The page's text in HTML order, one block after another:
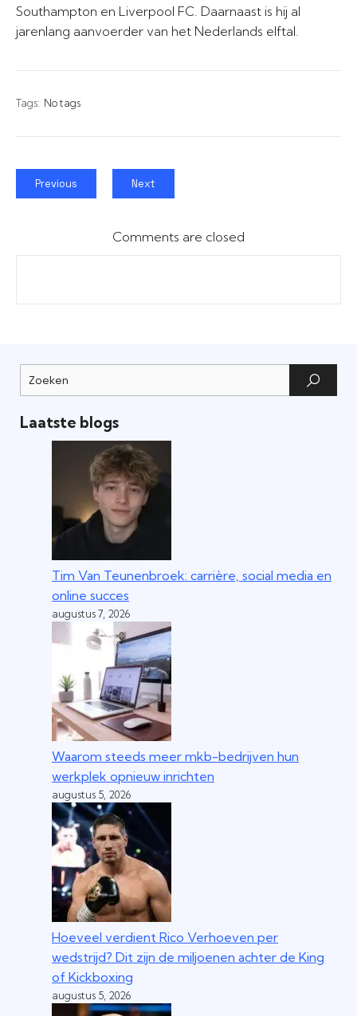
Southampton en Liverpool FC. Daarnaast is hij al
jarenlang aanvoerder van het Nederlands elftal.
Tags: No tags
Previous Next
Comments are closed
Laatste blogs
Tim Van Teunenbroek: carrière, social media en
online succes
augustus 7, 2026
Waarom steeds meer mkb-bedrijven hun
werkplek opnieuw inrichten
augustus 5, 2026
Hoeveel verdient Rico Verhoeven per
wedstrijd? Dit zijn de miljoenen achter de King
of Kickboxing
augustus 5, 2026